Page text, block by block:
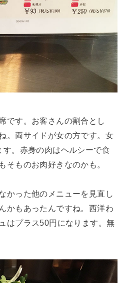
です。お客さんの割合とし
。両サイドが女の方です。女
。赤身の肉はヘルシーで食
そものお肉好きなのかも。
かった他のメニューを見直し
かもあったんですね。西洋わ
はプラス50円になります。無